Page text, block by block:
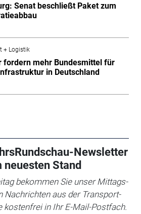
Senat beschließt Paket zum
+ Logistik
fordern mehr Bundesmittel für
in Deutschland
Newsletter
Stand
bekommen Sie unser Mittags-
Nachrichten aus der Transport-
kostenfrei in Ihr E-Mail-Postfach.